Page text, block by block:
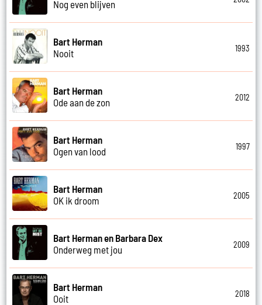
Nog even blijven
Bart Herman
Nooit
1993
Bart Herman
Ode aan de zon
2012
Bart Herman
Ogen van lood
1997
Bart Herman
OK ik droom
2005
Bart Herman en Barbara Dex
Onderweg met jou
2009
Bart Herman
Ooit
2018